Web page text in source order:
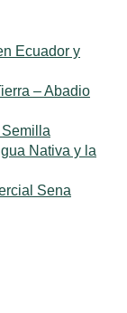
Ecuador y
– Abadio
Nativa y la
Sena